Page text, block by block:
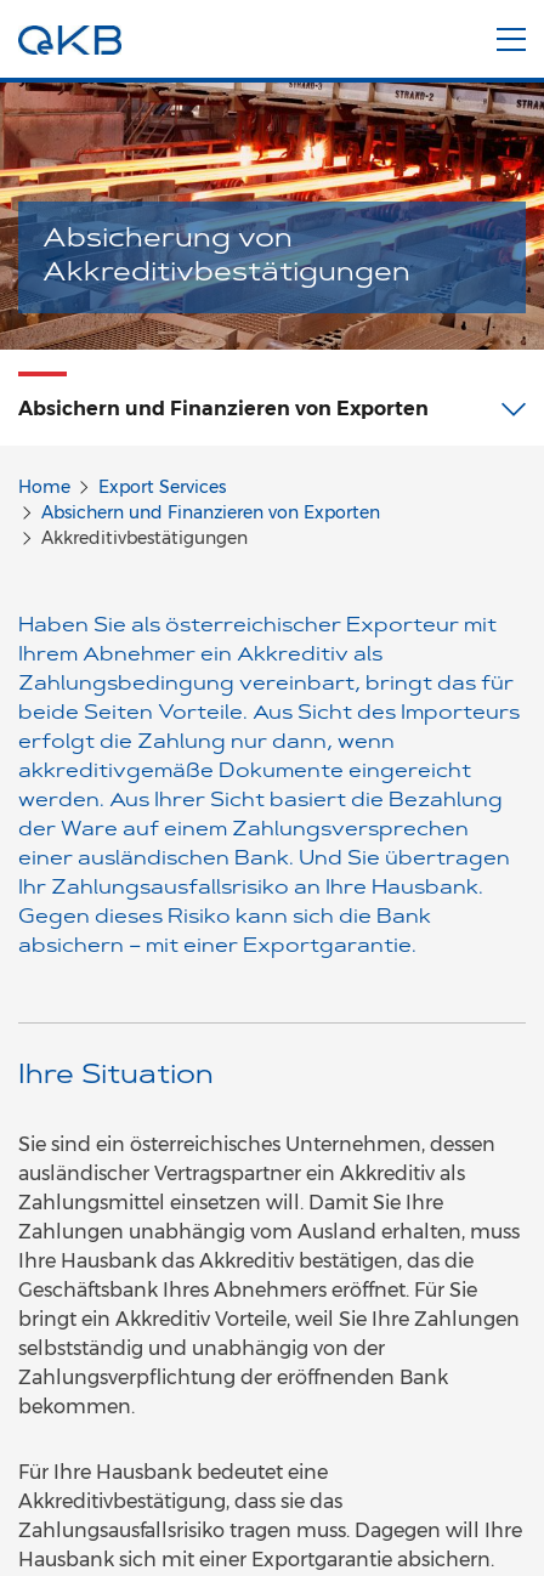
Absicherung von
Akkreditivbestätigungen
Absichern und Finanzieren von Exporten
Home
Export Services
Absichern und Finanzieren von Exporten
Akkreditivbestätigungen
Haben Sie als österreichischer Exporteur mit
Ihrem Abnehmer ein Akkreditiv als
Zahlungsbedingung vereinbart, bringt das für
beide Seiten Vorteile. Aus Sicht des Importeurs
erfolgt die Zahlung nur dann, wenn
akkreditivgemäße Dokumente eingereicht
werden. Aus Ihrer Sicht basiert die Bezahlung
der Ware auf einem Zahlungsversprechen
einer ausländischen Bank. Und Sie übertragen
Ihr Zahlungsausfallsrisiko an Ihre Hausbank.
Gegen dieses Risiko kann sich die Bank
absichern – mit einer Exportgarantie.
Ihre Situation
Sie sind ein österreichisches Unternehmen, dessen
ausländischer Vertragspartner ein Akkreditiv als
Zahlungsmittel einsetzen will. Damit Sie Ihre
Zahlungen unabhängig vom Ausland erhalten, muss
Ihre Hausbank das Akkreditiv bestätigen, das die
Geschäftsbank Ihres Abnehmers eröffnet. Für Sie
bringt ein Akkreditiv Vorteile, weil Sie Ihre Zahlungen
selbstständig und unabhängig von der
Zahlungsverpflichtung der eröffnenden Bank
bekommen.
Für Ihre Hausbank bedeutet eine
Akkreditivbestätigung, dass sie das
Zahlungsausfallsrisiko tragen muss. Dagegen will Ihre
Hausbank sich mit einer Exportgarantie absichern.